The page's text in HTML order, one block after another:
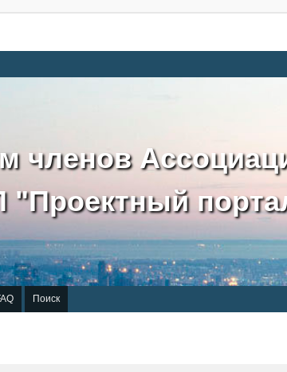
членов
Поиск